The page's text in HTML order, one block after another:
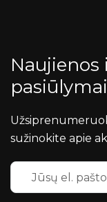
Naujienos
pasiūlymai
sužinokite apie